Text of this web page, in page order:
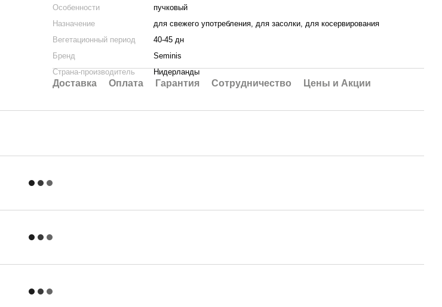
Особенности
пучковый
Назначение
для свежего употребления, для засолки, для косервирования
Вегетационный период
40-45 дн
Бренд
Seminis
Страна-производитель
Нидерланды
Доставка Оплата Гарантия Сотрудничество Цены и Акции